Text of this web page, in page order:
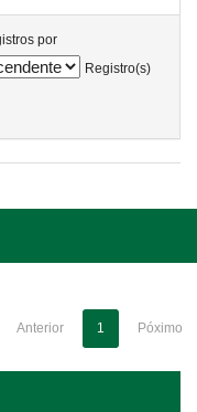
por
Registro(s)
Anterior 1 Póximo